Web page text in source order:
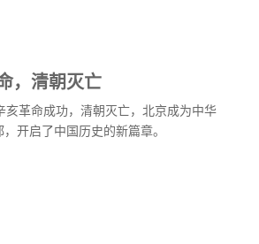
，清朝灭亡
亥革命成功，清朝灭亡，北京成为中华
开启了中国历史的新篇章。